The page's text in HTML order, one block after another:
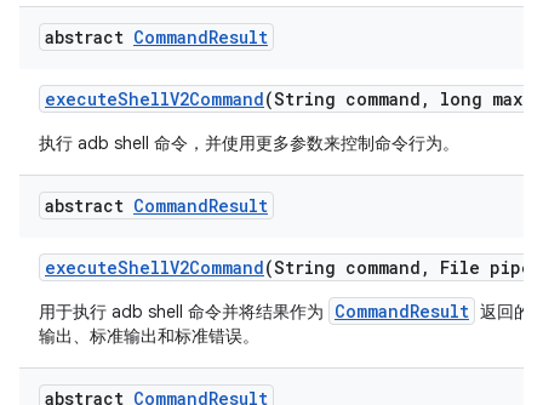
abstract CommandResult
executeShellV2Command(String command , long max
执行 adb shell 命令，并使用更多参数来控制命令行为。
abstract CommandResult
executeShellV2Command(String command , File pipe
用于执行 adb shell 命令并将结果作为 CommandResult 返回的
输出、标准输出和标准错误。
abstract CommandResult